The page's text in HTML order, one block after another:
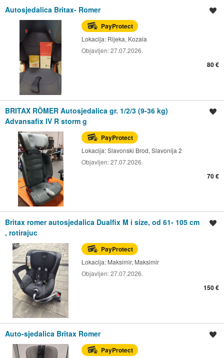
Autosjedalica Britax- Romer
PayProtect
Lokacija: Rijeka, Kozala
Objavljen:27.07.2026.
80 €
BRITAX RÖMER Autosjedalica gr. 1/2/3 (9-36 kg)
Advansafix IV R storm g
PayProtect
Lokacija:Slavonski Brod, Slavonija 2
Objavljen:27.07.2026.
70 €
Britax romer autosjedalica Dualfix M i size, od 61- 105 cm
, rotirajuc
PayProtect
Lokacija: Maksimir, Maksimir
Objavljen:27.07.2026.
150 €
Auto-sjedalica Britax Romer
PayProtect